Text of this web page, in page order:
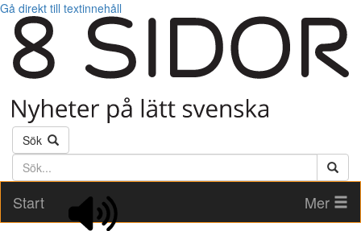
Gå direkt till textinnehåll
Sök
Söktext
Start
Mer